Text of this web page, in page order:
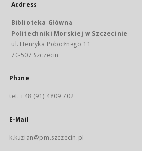
Address
Biblioteka Główna
Politechniki Morskiej w Szczecinie
ul. Henryka Pobożnego 11
70-507 Szczecin
Phone
tel. +48 (91) 4809 702
E-Mail
k.kuzian@pm.szczecin.pl